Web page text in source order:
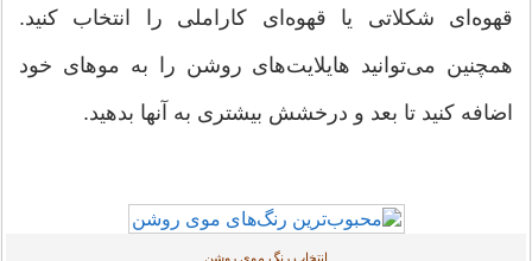
قهوه‌ای شکلاتی یا قهوه‌ای کاراملی را انتخاب کنید.
همچنین می‌توانید هایلایت‌های روشن را به موهای خود
اضافه کنید تا بعد و درخشش بیشتری به آنها بدهید.
انتخاب رنگ موی روشن